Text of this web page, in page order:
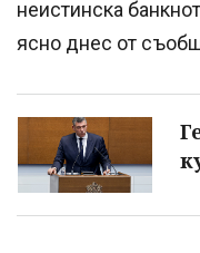
неистинска
ясно днес от